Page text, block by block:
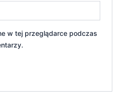
w tej przeglądarce podczas